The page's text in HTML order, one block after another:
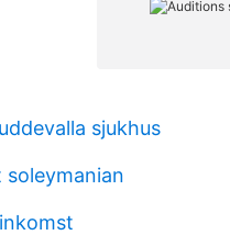
sjukhus
soleymanian